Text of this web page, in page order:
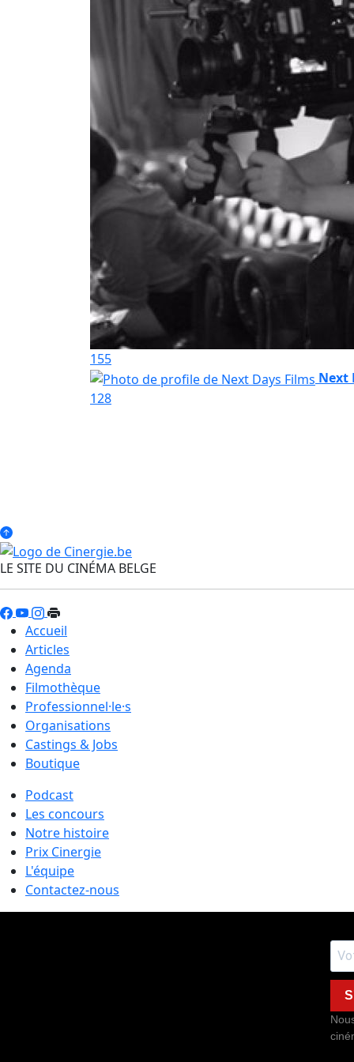
155
Next
128
LE SITE DU CINÉMA BELGE
Accueil
Articles
Agenda
Filmothèque
Professionnel·le·s
Organisations
Castings & Jobs
Boutique
Podcast
Les concours
Notre histoire
Prix Cinergie
L'équipe
Contactez-nous